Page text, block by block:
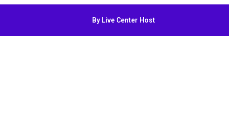
By Live Center Host